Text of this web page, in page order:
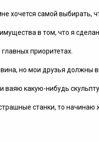
самой выбирать,
в том, что я
приоритетах.
но мои друзья должны
какую-нибудь
станки, то начинаю